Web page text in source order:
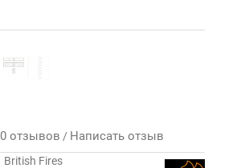
0 отзывов / Написать отзыв
British Fires